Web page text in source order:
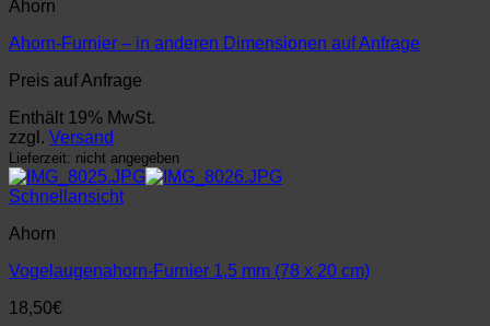
Ahorn
Ahorn-Furnier – in anderen Dimensionen auf Anfrage
Preis auf Anfrage
Enthält 19% MwSt.
zzgl. Versand
Lieferzeit: nicht angegeben
Schnellansicht
Ahorn
Vogelaugenahorn-Furnier 1,5 mm (78 x 20 cm)
18,50€